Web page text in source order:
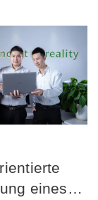
eines